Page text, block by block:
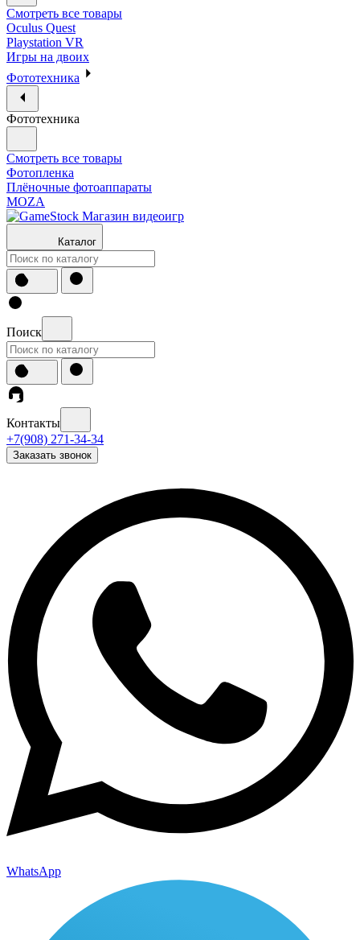
Смотреть все товары
Oculus Quest
Playstation VR
Игры на двоих
Фототехника
Фототехника
Смотреть все товары
Фотопленка
Плёночные фотоаппараты
MOZA
Каталог
Поиск
Контакты
+7(908) 271-34-34
Заказать звонок
WhatsApp